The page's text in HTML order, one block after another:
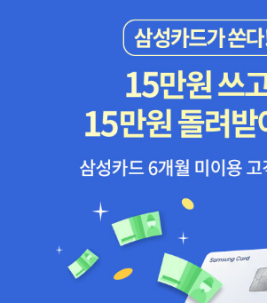
선인이라 장관은 못해도 박사는 할 수 있었다.
고 묻는 말에 엉겁결에 '우리 집 역사를 쓰겠다'
읽겠냐?' '재일 코리안 3세. 여성. 사회학자'인
은 역사가 비워둔 숱한 공백 중 하나였다. 제주
으로 이주해 삶을 일군 사람들이 들려주는 내
데 퇴근하고 티비를 켰다가 7시 뉴스를 보게
으로 재일제주인의 삶...뭐 그런 내용을 내보내
천하게 여기던 일을 조선인들이 다 도맡아했다
데. 원래 재일제주인들이 집성촌을 이뤘던 곳
에 그들의 흔적이 남아있다,라는 것만 들어서
못하는 것인데. 이 기획뉴스는 찾아 들어볼만